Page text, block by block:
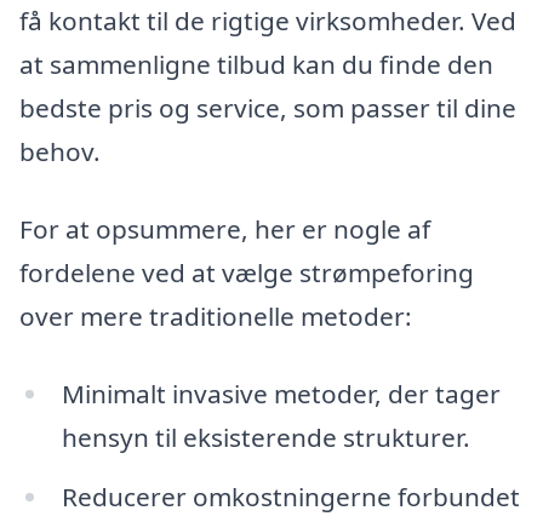
få kontakt til de rigtige virksomheder. Ved
at sammenligne tilbud kan du finde den
bedste pris og service, som passer til dine
behov.
For at opsummere, her er nogle af
fordelene ved at vælge strømpeforing
over mere traditionelle metoder:
Minimalt invasive metoder, der tager
hensyn til eksisterende strukturer.
Reducerer omkostningerne forbundet